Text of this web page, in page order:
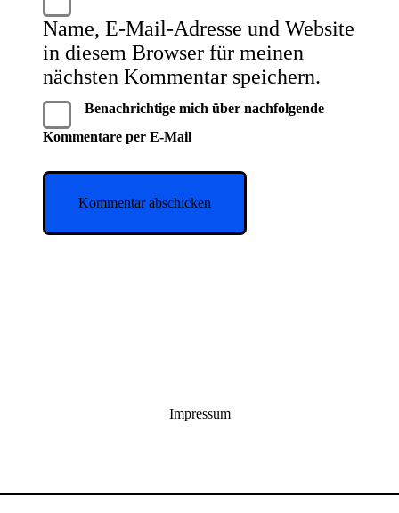
Name, E-Mail-Adresse und Website
in diesem Browser für meinen
nächsten Kommentar speichern.
Benachrichtige mich über nachfolgende
Kommentare per E-Mail
Impressum